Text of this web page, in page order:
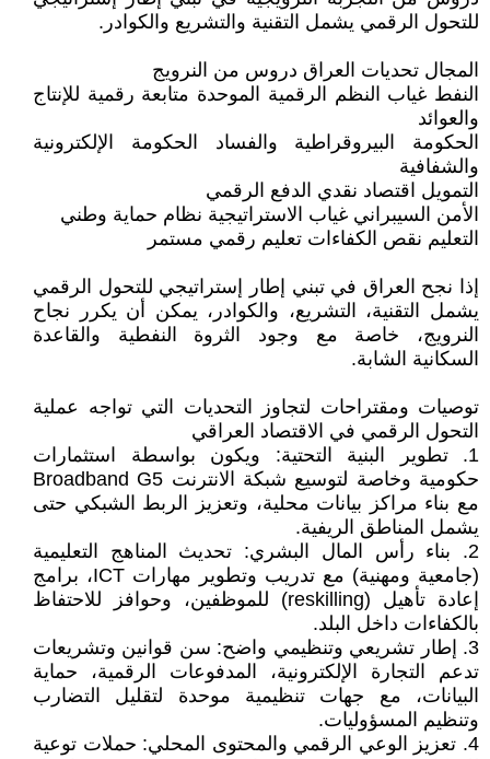
للتحول الرقمي يشمل التقنية والتشريع والكوادر.
المجال تحديات العراق دروس من النرويج
النفط غياب النظم الرقمية الموحدة متابعة رقمية للإنتاج
والعوائد
الحكومة البيروقراطية والفساد الحكومة الإلكترونية
والشفافية
التمويل اقتصاد نقدي الدفع الرقمي
الأمن السيبراني غياب الاستراتيجية نظام حماية وطني
التعليم نقص الكفاءات تعليم رقمي مستمر
إذا نجح العراق في تبني إطار إستراتيجي للتحول الرقمي
يشمل التقنية، التشريع، والكوادر، يمكن أن يكرر نجاح
النرويج، خاصة مع وجود الثروة النفطية والقاعدة
السكانية الشابة.
توصيات ومقتراحات لتجاوز التحديات التي تواجه عملية
التحول الرقمي في الاقتصاد العراقي
1. تطوير البنية التحتية: ويكون بواسطة استثمارات
حكومية وخاصة لتوسيع شبكة الانترنت Broadband G5
مع بناء مراكز بيانات محلية، وتعزيز الربط الشبكي حتى
يشمل المناطق الريفية.
2. بناء رأس المال البشري: تحديث المناهج التعليمية
(جامعية ومهنية) مع تدريب وتطوير مهارات ICT، برامج
إعادة تأهيل (reskilling) للموظفين، وحوافز للاحتفاظ
بالكفاءات داخل البلد.
3. إطار تشريعي وتنظيمي واضح: سن قوانين وتشريعات
تدعم التجارة الإلكترونية، المدفوعات الرقمية، حماية
البيانات، مع جهات تنظيمية موحدة لتقليل التضارب
وتنظيم المسؤوليات.
4. تعزيز الوعي الرقمي والمحتوى المحلي: حملات توعية